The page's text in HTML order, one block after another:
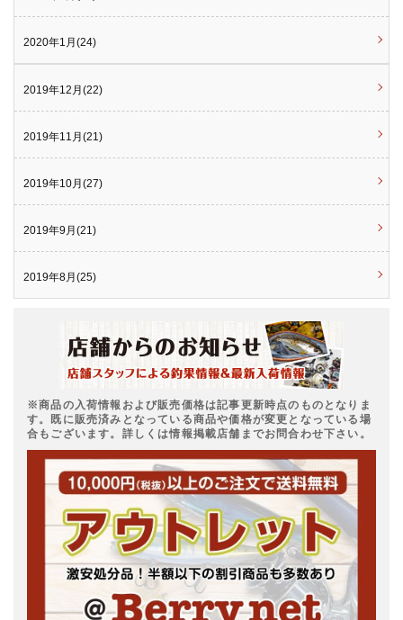
2020年1月(24)
2019年12月(22)
2019年11月(21)
2019年10月(27)
2019年9月(21)
2019年8月(25)
※商品の入荷情報および販売価格は記事更新時点のものとなりま
す。既に販売済みとなっている商品や価格が変更となっている場
合もございます。詳しくは情報掲載店舗までお問合わせ下さい。